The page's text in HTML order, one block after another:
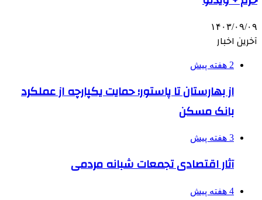
۱۴۰۳/۰۹/۰۹
آخرین اخبار
2 هفته پیش
از بهارستان تا پاستور؛ حمایت یکپارچه از عملکرد
بانک مسکن
3 هفته پیش
آثار اقتصادی تجمعات شبانه مردمی
4 هفته پیش